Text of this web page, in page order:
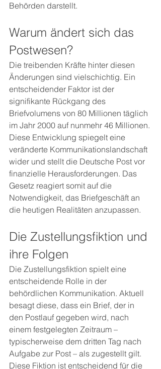
Behörden darstellt.
Warum ändert sich das
Postwesen?
Die treibenden Kräfte hinter diesen
Änderungen sind vielschichtig. Ein
entscheidender Faktor ist der
signifikante Rückgang des
Briefvolumens von 80 Millionen täglich
im Jahr 2000 auf nunmehr 46 Millionen.
Diese Entwicklung spiegelt eine
veränderte Kommunikationslandschaft
wider und stellt die Deutsche Post vor
finanzielle Herausforderungen. Das
Gesetz reagiert somit auf die
Notwendigkeit, das Briefgeschäft an
die heutigen Realitäten anzupassen.
Die Zustellungsfiktion und
ihre Folgen
Die Zustellungsfiktion spielt eine
entscheidende Rolle in der
behördlichen Kommunikation. Aktuell
besagt diese, dass ein Brief, der in
den Postlauf gegeben wird, nach
einem festgelegten Zeitraum –
typischerweise dem dritten Tag nach
Aufgabe zur Post – als zugestellt gilt.
Diese Fiktion ist entscheidend für die